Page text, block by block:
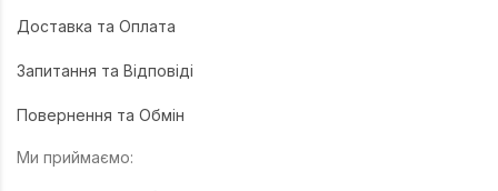
Доставка та Оплата
Запитання та Відповіді
Повернення та Обмін
Ми приймаємо: